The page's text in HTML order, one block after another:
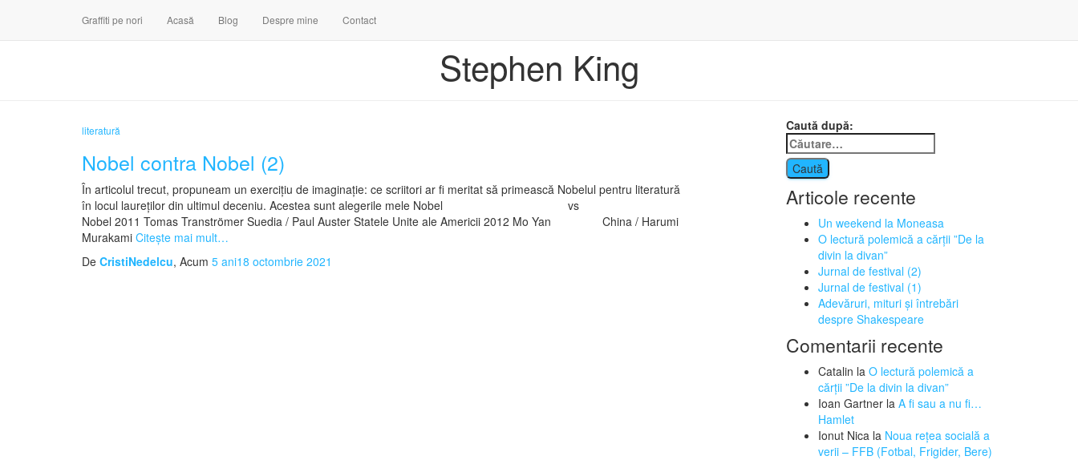
Graffiti pe nori Acasă Blog Despre mine Contact
Stephen King
literatură
Nobel contra Nobel (2)
În articolul trecut, propuneam un exercițiu de imaginație: ce scriitori ar fi meritat să primească Nobelul pentru literatură
în locul laureților din ultimul deceniu. Acestea sunt alegerile mele Nobel vs
Nobel 2011 Tomas Tranströmer Suedia / Paul Auster Statele Unite ale Americii 2012 Mo Yan China / Harumi
Murakami Citește mai mult…
De CristiNedelcu, Acum 5 ani18 octombrie 2021
Caută după:
Articole recente
Un weekend la Moneasa
O lectură polemică a cărții ”De la
divin la divan”
Jurnal de festival (2)
Jurnal de festival (1)
Adevăruri, mituri și întrebări
despre Shakespeare
Comentarii recente
Catalin la O lectură polemică a
cărții ”De la divin la divan”
Ioan Gartnerla A fi sau a nu fi…
Hamlet
Ionut Nicala Noua rețea socială a
verii – FFB (Fotbal, Frigider, Bere)